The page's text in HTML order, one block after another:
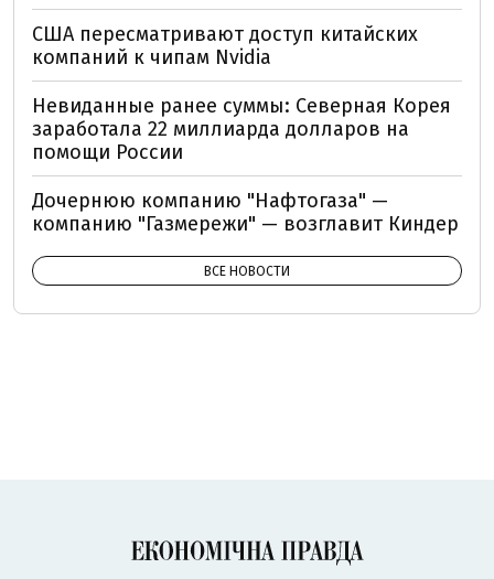
США пересматривают доступ китайских
компаний к чипам Nvidia
Невиданные ранее суммы: Северная Корея
заработала 22 миллиарда долларов на
помощи России
Дочернюю компанию "Нафтогаза" —
компанию "Газмережи" — возглавит Киндер
ВСЕ НОВОСТИ